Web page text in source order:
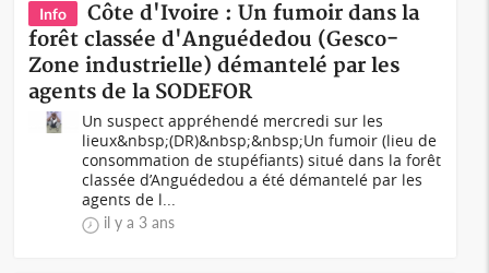
Info
Côte d'Ivoire : Un fumoir dans la
forêt classée d'Anguédedou (Gesco-
Zone industrielle) démantelé par les
agents de la SODEFOR
Un suspect appréhendé mercredi sur les
lieux&nbsp;(DR)&nbsp;&nbsp;Un fumoir (lieu de
consommation de stupéfiants) situé dans la forêt
classée d’Anguédedou a été démantelé par les
agents de l...
il y a 3 ans